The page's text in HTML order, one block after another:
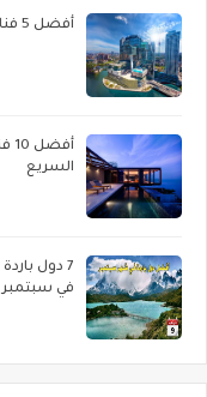
أفضل 5 فنادق في كولومبو سريلانكا 🇱🇰
السريع
7 دول
في سبتمبر